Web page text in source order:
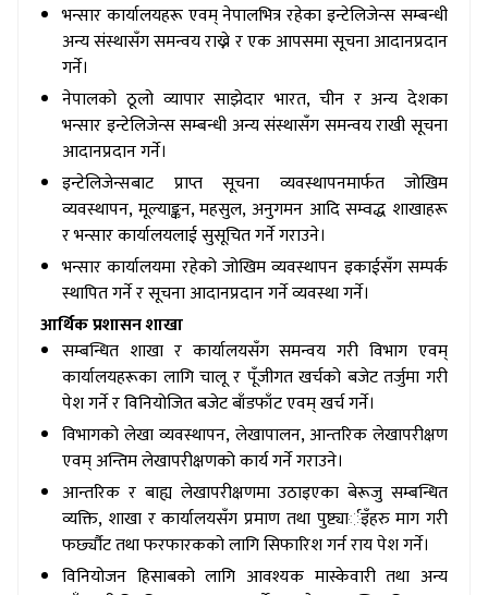
भन्सार कार्यालयहरू एवम् नेपालभित्र रहेका इन्टेलिजेन्स सम्बन्धी
अन्य संस्थासँग समन्वय राख्ने र एक आपसमा सूचना आदानप्रदान
गर्ने।
नेपालको ठूलो व्यापार साझेदार भारत, चीन र अन्य देशका
भन्सार इन्टेलिजेन्स सम्बन्धी अन्य संस्थासँग समन्वय राखी सूचना
आदानप्रदान गर्ने।
इन्टेलिजेन्सबाट प्राप्त सूचना व्यवस्थापनमार्फत जोखिम
व्यवस्थापन, मूल्याङ्कन, महसुल, अनुगमन आदि सम्वद्ध शाखाहरू
र भन्सार कार्यालयलाई सुसूचित गर्ने गराउने।
भन्सार कार्यालयमा रहेको जोखिम व्यवस्थापन इकाईसँग सम्पर्क
स्थापित गर्ने र सूचना आदानप्रदान गर्ने व्यवस्था गर्ने।
आर्थिक प्रशासन शाखा
सम्बन्धित शाखा र कार्यालयसँग समन्वय गरी विभाग एवम्
कार्यालयहरूका लागि चालू र पूँजीगत खर्चको बजेट तर्जुमा गरी
पेश गर्ने र विनियोजित बजेट बाँडफाँट एवम् खर्च गर्ने।
विभागको लेखा व्यवस्थापन, लेखापालन, आन्तरिक लेखापरीक्षण
एवम् अन्तिम लेखापरीक्षणको कार्य गर्ने गराउने।
आन्तरिक र बाह्य लेखापरीक्षणमा उठाइएका बेरूजु सम्बन्धित
व्यक्ति, शाखा र कार्यालयसँग प्रमाण तथा पुष्ट्यार्इँहरु माग गरी
फर्छ्यौट तथा फरफारकको लागि सिफारिश गर्न राय पेश गर्ने।
विनियोजन हिसाबको लागि आवश्यक मास्केवारी तथा अन्य